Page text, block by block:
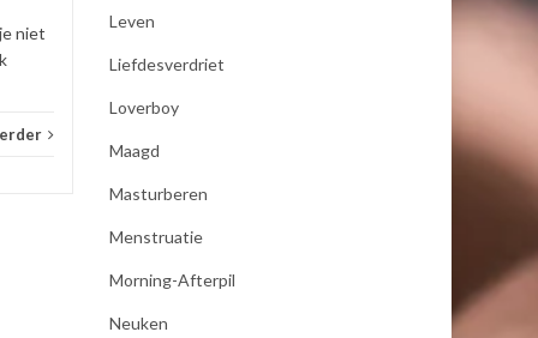
niet
Leven
Liefdesverdriet
Loverboy
Maagd
Masturberen
Menstruatie
Morning-Afterpil
Neuken